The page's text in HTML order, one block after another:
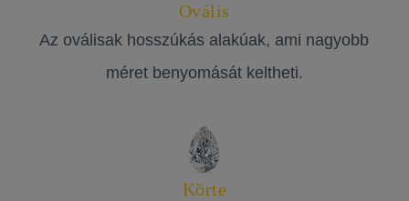
Ovális
Az oválisak hosszúkás alakúak, ami nagyobb
méret benyomását keltheti.
Körte